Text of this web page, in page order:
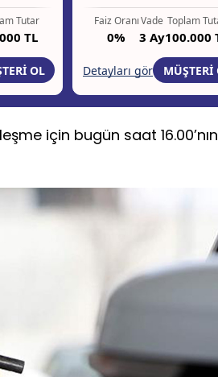
için bugün saat 16.00’nın